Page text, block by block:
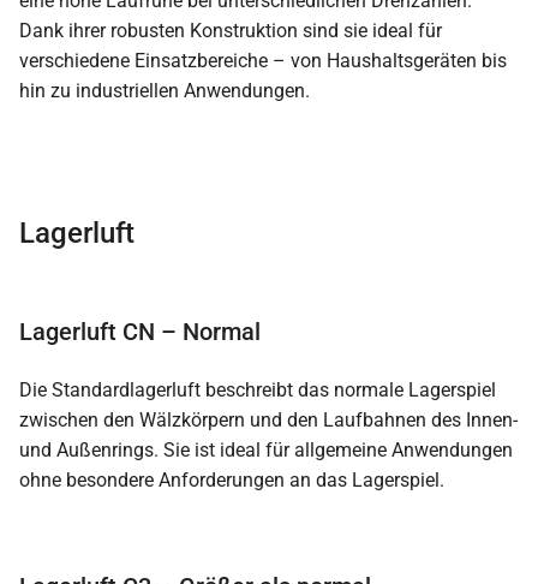
Dank ihrer robusten Konstruktion sind sie ideal für
verschiedene Einsatzbereiche – von Haushaltsgeräten bis
hin zu industriellen Anwendungen.
Lagerluft
Lagerluft CN – Normal
Die Standardlagerluft beschreibt das normale Lagerspiel
zwischen den Wälzkörpern und den Laufbahnen des Innen-
und Außenrings. Sie ist ideal für allgemeine Anwendungen
ohne besondere Anforderungen an das Lagerspiel.